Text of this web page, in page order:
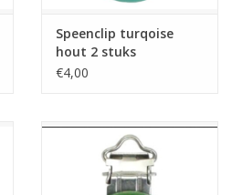
Speenclip turqoise
hout 2 stuks
€4,00